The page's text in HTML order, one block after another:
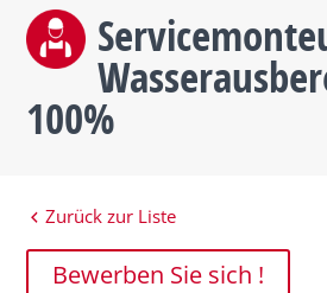
100%
Zurück zur Liste
Bewerben Sie sich !